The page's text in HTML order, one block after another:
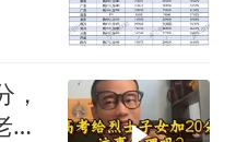
，
师